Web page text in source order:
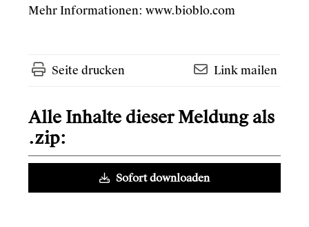
Mehr Informationen: www.bioblo.com
Seite drucken Link mailen
Alle Inhalte dieser Meldung als
.zip:
Sofort downloaden